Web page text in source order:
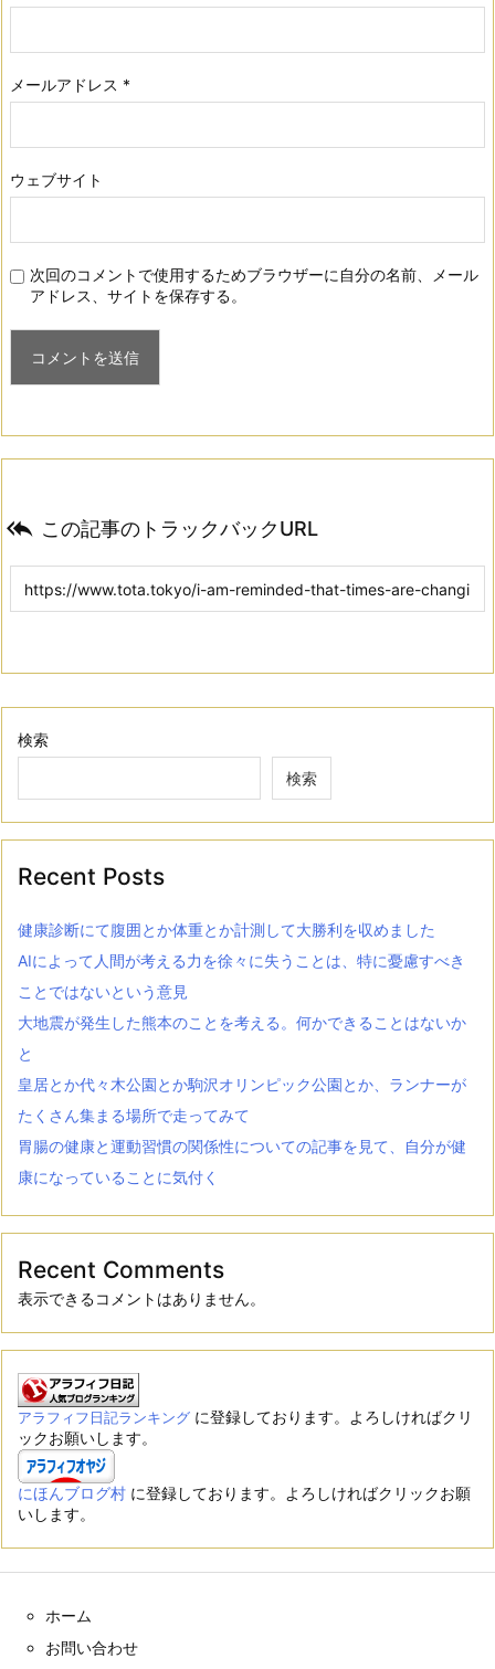
メールアドレス *
ウェブサイト
次回のコメントで使用するためブラウザーに自分の名前、メール
アドレス、サイトを保存する。
 この記事のトラックバックURL
検索
検索
Recent Posts
健康診断にて腹囲とか体重とか計測して大勝利を収めました
AIによって人間が考える力を徐々に失うことは、特に憂慮すべき
ことではないという意見
大地震が発生した熊本のことを考える。何かできることはないか
と
皇居とか代々木公園とか駒沢オリンピック公園とか、ランナーが
たくさん集まる場所で走ってみて
胃腸の健康と運動習慣の関係性についての記事を見て、自分が健
康になっていることに気付く
Recent Comments
表示できるコメントはありません。
アラフィフ日記ランキング に登録しております。よろしければクリ
ックお願いします。
にほんブログ村 に登録しております。よろしければクリックお願
いします。
ホーム
お問い合わせ